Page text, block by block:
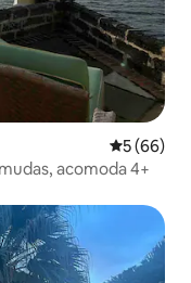
5 de uma
5 (66)
acomoda 4+